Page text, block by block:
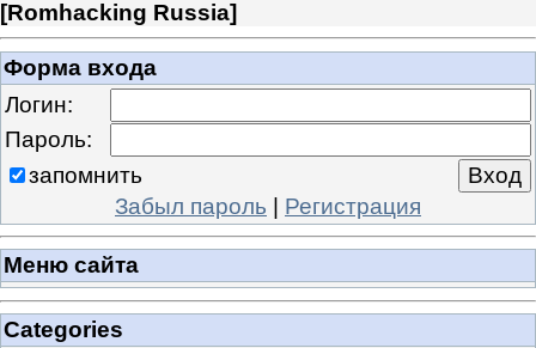
[Romhacking Russia]
Форма входа
Логин:
Пароль:
запомнить
Забыл пароль | Регистрация
Меню сайта
Categories